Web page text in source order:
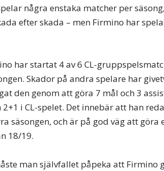
några enstaka matcher per
efter skada – men Firmino har
har startat 4 av 6 CL-
Skador på andra spelare har
den genom att göra 7 mål och 3
i CL-spelet. Det innebär att han
säsongen, och är på god väg att
18/19.
man självfallet påpeka att Firmino